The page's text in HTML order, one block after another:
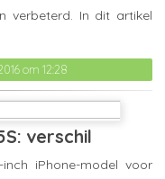
om 12:28
verbeterd. In dit artikel
verschil
iPhone-model voor